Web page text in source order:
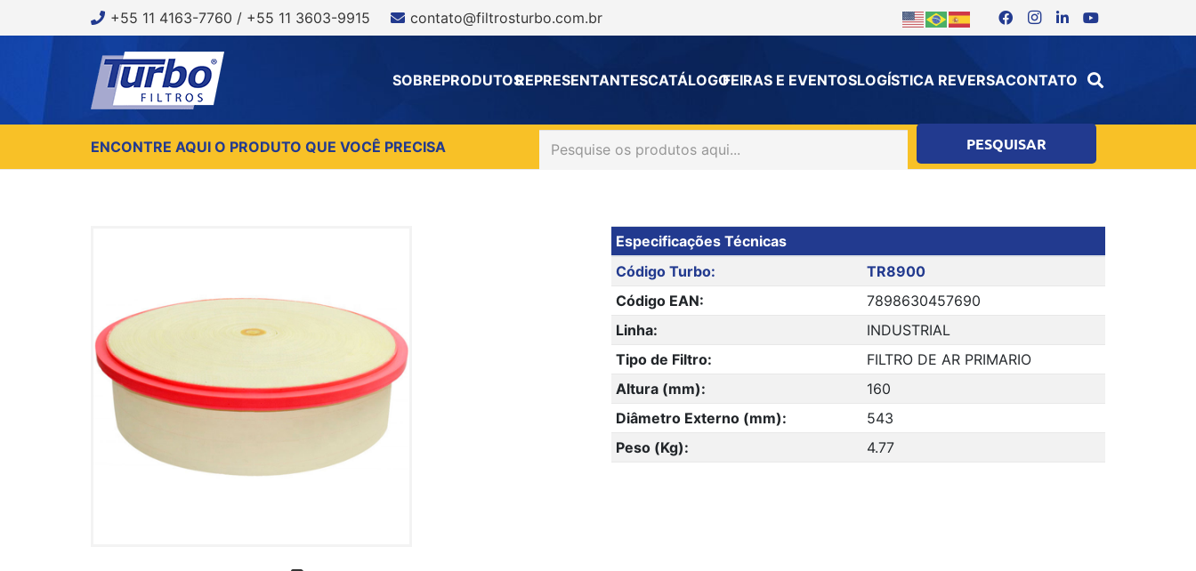
+55 11 4163-7760 / +55 11 3603-9915 contato@filtrosturbo.com.br
SOBREPRODUTOSREPRESENTANTESCATÁLOGOFEIRAS E EVENTOSLOGÍSTICA REVERSACONTATO
ENCONTRE AQUI O PRODUTO QUE VOCÊ PRECISA
Especificações Técnicas
Código Turbo:
TR8900
Código EAN:
7898630457690
Linha:
INDUSTRIAL
Tipo de Filtro:
FILTRO DE AR PRIMARIO
Altura (mm):
160
Diâmetro Externo (mm):
543
Peso (Kg):
4.77